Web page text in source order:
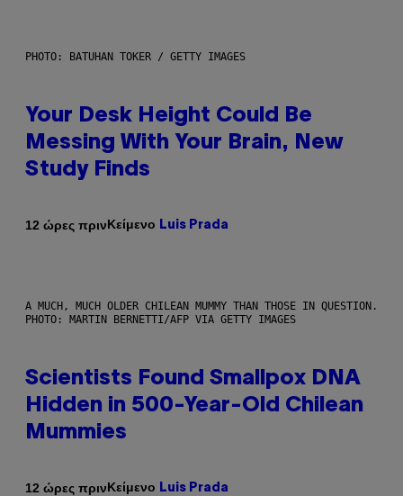
PHOTO: BATUHAN TOKER / GETTY IMAGES
Your Desk Height Could Be
Messing With Your Brain, New
Study Finds
12 ώρες πρινΚείμενο Luis Prada
A MUCH, MUCH OLDER CHILEAN MUMMY THAN THOSE IN QUESTION.
PHOTO: MARTIN BERNETTI/AFP VIA GETTY IMAGES
Scientists Found Smallpox DNA
Hidden in 500-Year-Old Chilean
Mummies
12 ώρες πρινΚείμενο Luis Prada